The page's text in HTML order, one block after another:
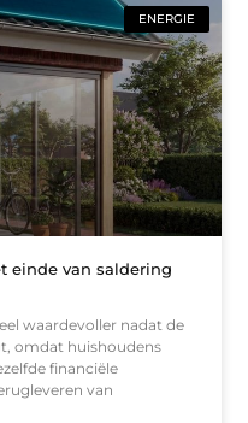
ENERGIE
einde van saldering
waardevoller nadat de
omdat huishoudens
financiële
van